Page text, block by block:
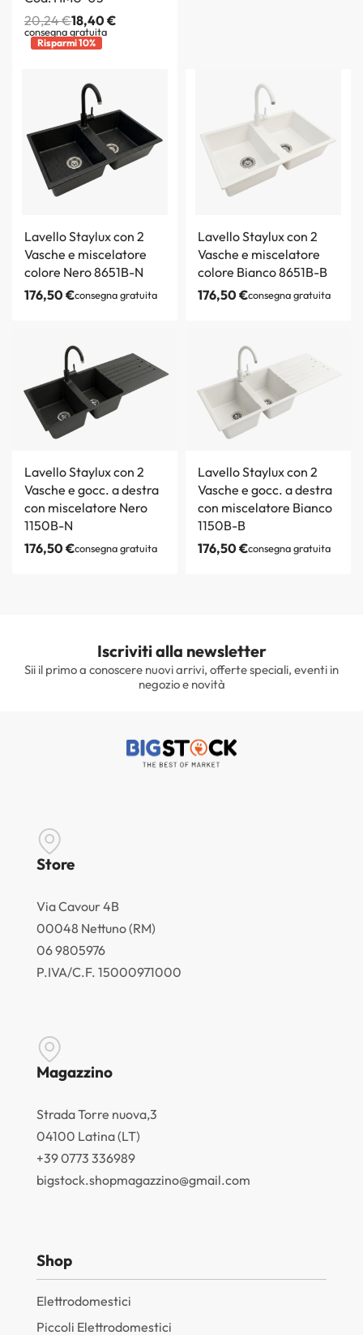
20,24€18,40€
consegna gratuita
Risparmi 10%
Lavello Staylux con 2
Vasche e miscelatore
colore Nero 8651B-N
176,50€consegna gratuita
Lavello Staylux con 2
Vasche e miscelatore
colore Bianco 8651B-B
176,50€consegna gratuita
Lavello Staylux con 2
Vasche e gocc. a destra
con miscelatore Nero
1150B-N
176,50€consegna gratuita
Lavello Staylux con 2
Vasche e gocc. a destra
con miscelatore Bianco
1150B-B
176,50€consegna gratuita
Iscriviti alla newsletter
Sii il primo a conoscere nuovi arrivi, offerte speciali, eventi in
negozio e novità
Store
Via Cavour 4B
00048 Nettuno (RM)
06 9805976
P.IVA/C.F. 15000971000
Magazzino
Strada Torre nuova,3
04100 Latina (LT)
+39 0773 336989
bigstock.shopmagazzino@gmail.com
Shop
Elettrodomestici
Piccoli Elettrodomestici